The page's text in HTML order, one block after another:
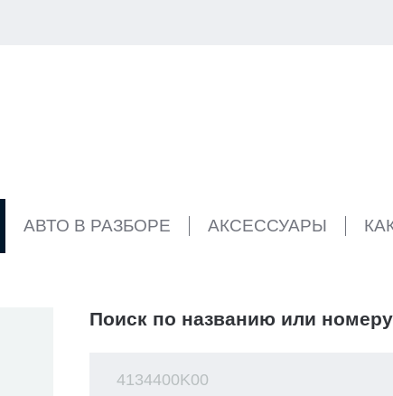
АВТО В РАЗБОРЕ АКСЕССУАРЫ
Поиск по названию или номеру